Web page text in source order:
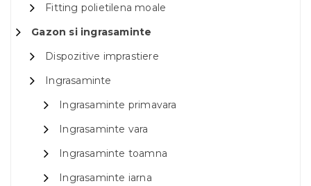
Fitting polietilena moale
Gazon si ingrasaminte
Dispozitive imprastiere
Ingrasaminte
Ingrasaminte primavara
Ingrasaminte vara
Ingrasaminte toamna
Ingrasaminte iarna